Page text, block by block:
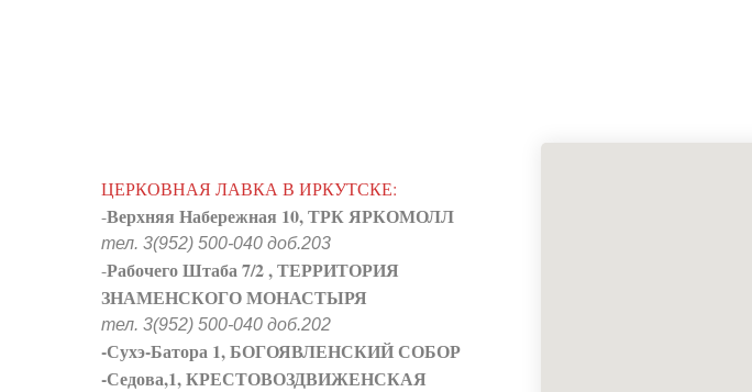
ЦЕРКОВНАЯ ЛАВКА В ИРКУТСКЕ:
-Верхняя Набережная 10, ТРК ЯРКОМОЛЛ
тел. 3(952) 500-040 доб.203
-Рабочего Штаба 7/2 , ТЕРРИТОРИЯ
ЗНАМЕНСКОГО МОНАСТЫРЯ
тел. 3(952) 500-040 доб.202
-Сухэ-Батора 1, БОГОЯВЛЕНСКИЙ СОБОР
-Седова,1, КРЕСТОВОЗДВИЖЕНСКАЯ